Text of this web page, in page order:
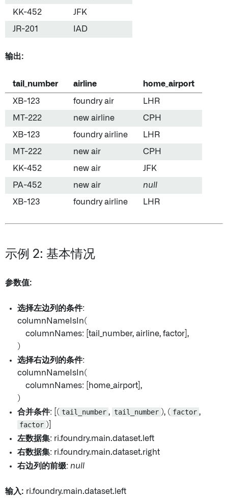
KK-452 JFK
JR-201 IAD
输出:
tail_number airline home_airport
XB-123 foundry air LHR
MT-222 new airline CPH
XB-123 foundry airline LHR
MT-222 new air CPH
KK-452 new air JFK
PA-452 new air null
XB-123 foundry airline LHR
示例 2: 基本情况
参数值:
选择左边列的条件:
columnNameIsIn(
columnNames: [tail_number, airline, factor],
)
选择右边列的条件:
columnNameIsIn(
columnNames: [home_airport],
)
合并条件: [( tail_number , tail_number ), ( factor ,
factor )]
左数据集: ri.foundry.main.dataset.left
右数据集: ri.foundry.main.dataset.right
右边列的前缀: null
输入: ri.foundry.main.dataset.left